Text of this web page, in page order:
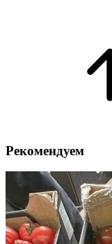
Рекомендуем